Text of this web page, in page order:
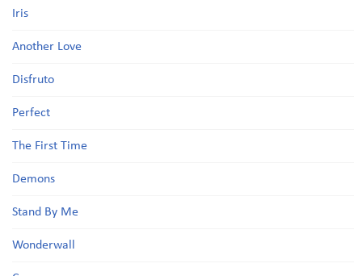
Iris
Another Love
Disfruto
Perfect
The First Time
Demons
Stand By Me
Wonderwall